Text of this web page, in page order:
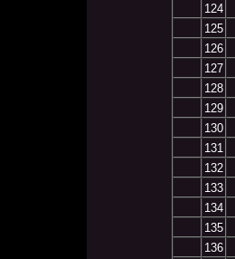
124
125
126
127
128
129
130
131
132
133
134
135
136